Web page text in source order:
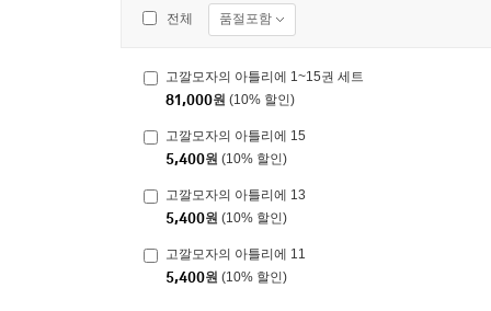
전체 품절포함
고깔모자의 아틀리에 1~15권 세트
81,000원 (10% 할인)
고깔모자의 아틀리에 15
5,400원 (10% 할인)
고깔모자의 아틀리에 13
5,400원 (10% 할인)
고깔모자의 아틀리에 11
5,400원 (10% 할인)